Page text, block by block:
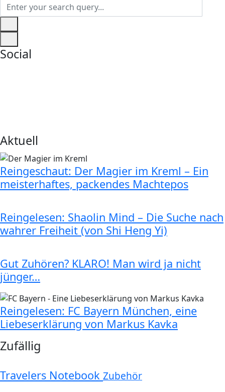
Social
Aktuell
Reingeschaut: Der Magier im Kreml – Ein
meisterhaftes, packendes Machtepos
Reingelesen: Shaolin Mind – Die Suche nach
wahrer Freiheit (von Shi Heng Yi)
Gut Zuhören? KLARO! Man wird ja nicht
jünger…
Reingelesen: FC Bayern München, eine
Liebeserklärung von Markus Kavka
Zufällig
Travelers Notebook Zubehör